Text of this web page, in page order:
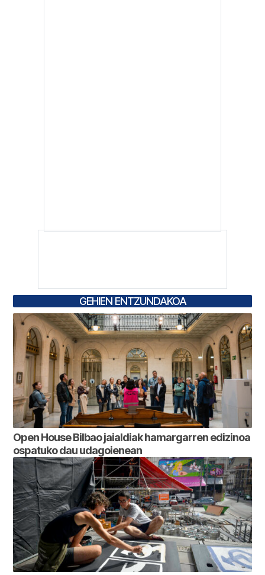
GEHIEN ENTZUNDAKOA
Open House Bilbao jaialdiak hamargarren edizinoa
ospatuko dau udagoienean